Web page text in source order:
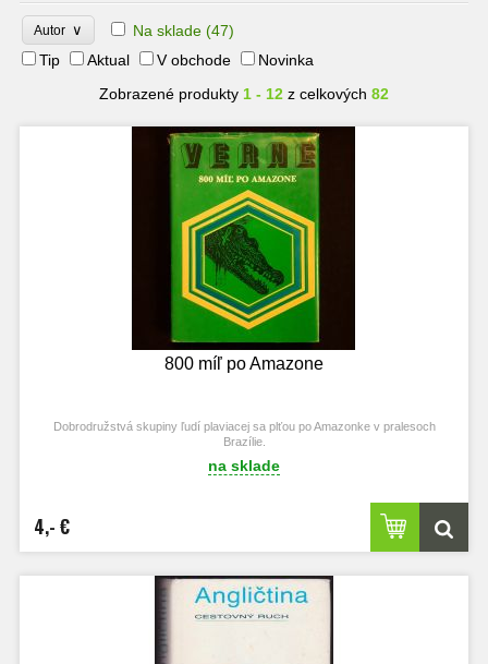
Autor ∨ Na sklade (47)
Tip
Aktual V obchode
Novinka
Zobrazené produkty 1 - 12 z celkových 82
800 míľ po Amazone
Dobrodružstvá skupiny ľudí plaviacej sa plťou po Amazonke v pralesoch
Brazílie.
na sklade
4,- €